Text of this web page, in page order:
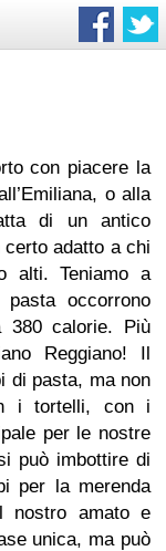
con piacere la
o alla
di un antico
adatto a chi
alti. Teniamo a
occorrono
380 calorie. Più
Reggiano! Il
di pasta, ma non
i tortelli, con i
per le nostre
può imbottire di
per la merenda
nostro amato e
unica, ma può